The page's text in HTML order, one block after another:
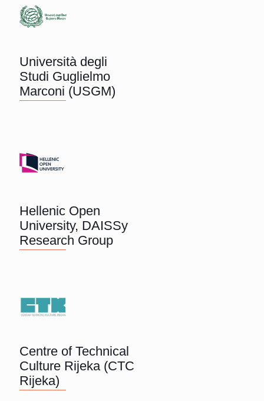
Università degli
Studi Guglielmo
Marconi (USGM)
Hellenic Open
University, DAISSy
Research Group
Centre of Technical
Culture Rijeka (CTC
Rijeka)